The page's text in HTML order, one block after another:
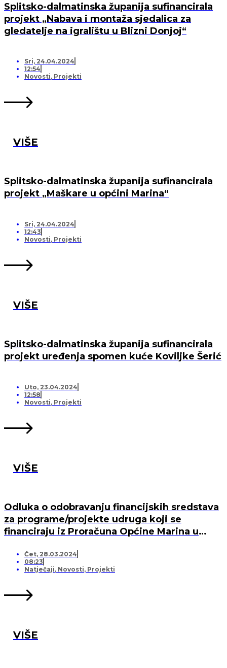
Splitsko-dalmatinska županija sufinancirala
projekt „Nabava i montaža sjedalica za
gledatelje na igralištu u Blizni Donjoj“
Sri, 24.04.2024
12:54
Novosti, Projekti
VIŠE
Splitsko-dalmatinska županija sufinancirala
projekt „Maškare u općini Marina“
Sri, 24.04.2024
12:43
Novosti, Projekti
VIŠE
Splitsko-dalmatinska županija sufinancirala
projekt uređenja spomen kuće Koviljke Šerić
Uto, 23.04.2024
12:58
Novosti, Projekti
VIŠE
Odluka o odobravanju financijskih sredstava
za programe/projekte udruga koji se
financiraju iz Proračuna Općine Marina u
Čet, 28.03.2024
08:23
Natječaji, Novosti, Projekti
VIŠE